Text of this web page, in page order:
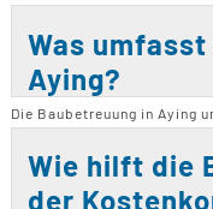
Was
Aying?
Die Baubetreuung in Aying
Terrassensanierungen. Sie
während des gesamten
Fertigstellung. Dabei wird
Wie hilft die
der